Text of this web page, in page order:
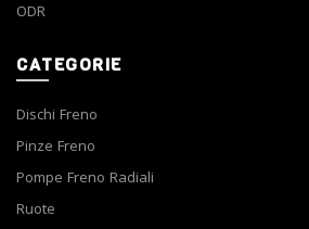
ODR
CATEGORIE
Dischi Freno
Pinze Freno
Pompe Freno Radiali
Ruote